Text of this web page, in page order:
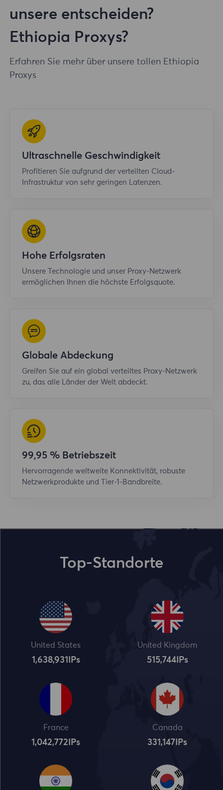
unsere entscheiden?
Ethiopia Proxys?
Erfahren Sie mehr über unsere tollen Ethiopia
Proxys
Ultraschnelle Geschwindigkeit
Profitieren Sie aufgrund der verteilten Cloud-
Infrastruktur von sehr geringen Latenzen.
Hohe Erfolgsraten
Unsere Technologie und unser Proxy-Netzwerk
ermöglichen Ihnen die höchste Erfolgsquote.
Globale Abdeckung
Greifen Sie auf ein global verteiltes Proxy-Netzwerk
zu, das alle Länder der Welt abdeckt.
99,95 % Betriebszeit
Hervorragende weltweite Konnektivität, robuste
Netzwerkprodukte und Tier-1-Bandbreite.
Top-Standorte
United States
1,638,932 IPs
United Kingdom
515,745IPs
France
1,042,773 IPs
Canada
331,148 IPs